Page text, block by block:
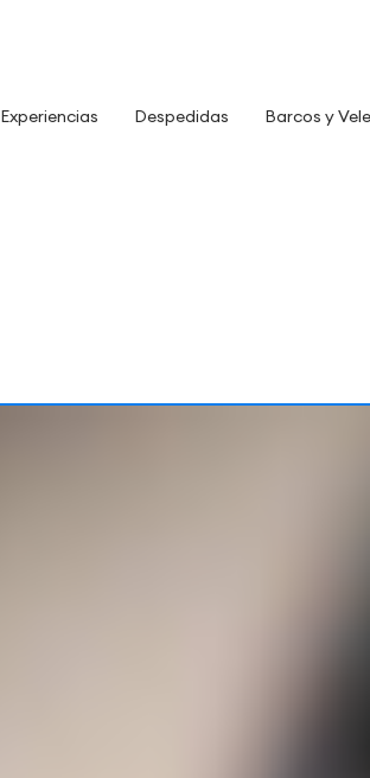
Experiencias Despedidas Barcos y